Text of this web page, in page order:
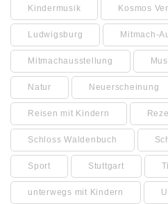
Kindermusik Kosmos
Ludwigsburg Mitmach-
Mitmachausstellung
Natur Neuerscheinung
Reisen mit Kindern
Schloss Waldenbuch
Sport Stuttgart
unterwegs mit Kindern